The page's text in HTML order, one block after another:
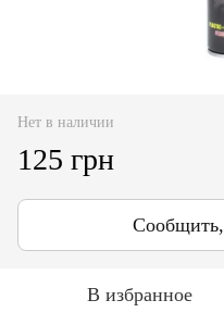
Нет в наличии
125 грн
Сообщить,
В избранное